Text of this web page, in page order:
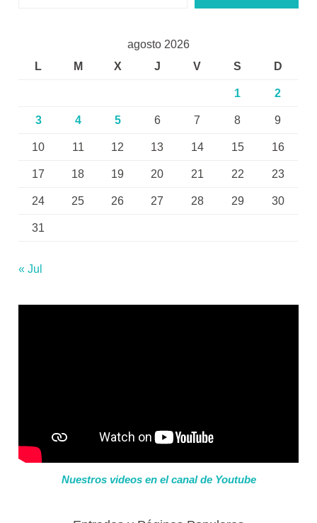
agosto 2026
L
M X J V S D
1 2
3 4 5 6 7 8 9
10 11 12 13 14 15 16
17 18 19 20 21 22 23
24 25 26 27 28 29 30
31
« Jul
Nuestros videos en el canal de Youtube